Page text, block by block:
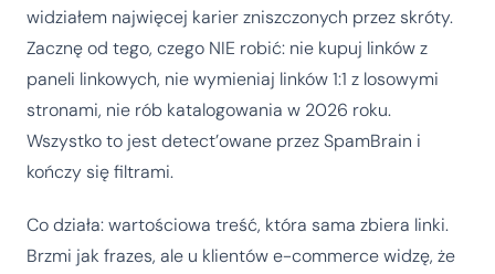
widziałem najwięcej karier zniszczonych przez skróty.
Zacznę od tego, czego NIE robić: nie kupuj linków z
paneli linkowych, nie wymieniaj linków 1:1 z losowymi
stronami, nie rób katalogowania w 2026 roku.
Wszystko to jest detect’owane przez SpamBrain i
kończy się filtrami.
Co działa: wartościowa treść, która sama zbiera linki.
Brzmi jak frazes, ale u klientów e-commerce widzę, że